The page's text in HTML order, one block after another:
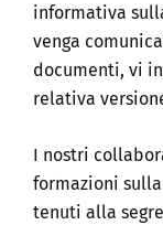
informativa
venga
documenti, vi
relativa
I nostri
formazioni
tenuti alla